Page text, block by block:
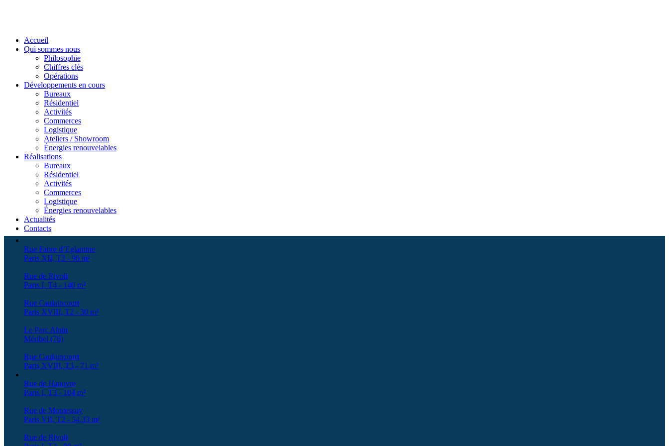
Accueil
Qui sommes nous
Philosophie
Chiffres clés
Opérations
Développements en cours
Bureaux
Résidentiel
Activités
Commerces
Logistique
Ateliers / Showroom
Énergies renouvelables
Réalisations
Bureaux
Résidentiel
Activités
Commerces
Logistique
Énergies renouvelables
Actualités
Contacts
Rue Fabre d’Eglantine
Paris XII, T3 - 96 m²
Rue de Rivoli
Paris I, T4 - 140 m²
Rue Caulaincourt
Paris XVIII, T2 - 30 m²
Le Parc Alpin
Méribel (76)
Rue Caulaincourt
Paris XVIII, T3 - 71 m²
Rue de Hanovre
Paris I, T3 - 104 m²
Rue de Montessuy
Paris VII, T2 - 54,33 m²
Rue de Rivoli